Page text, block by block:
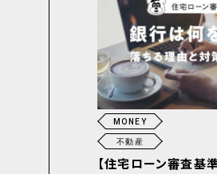
MONEY
不動産
【住宅ローン審査基